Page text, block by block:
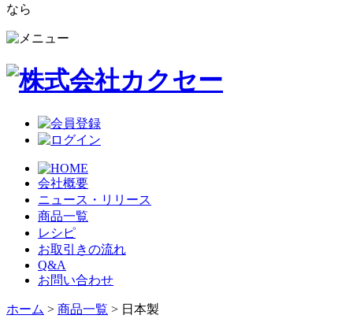
なら
会社概要
ニュース・リリース
商品一覧
レシピ
お取引きの流れ
Q&A
お問い合わせ
ホーム > 商品一覧 > 日本製